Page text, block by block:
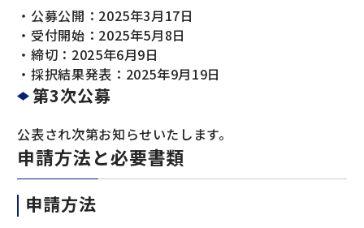
・公募公開：2025年3月17日
・受付開始：2025年5月8日
・締切：2025年6月9日
・採択結果発表：2025年9月19日
第3次公募
公表され次第お知らせいたします。
申請方法と必要書類
申請方法